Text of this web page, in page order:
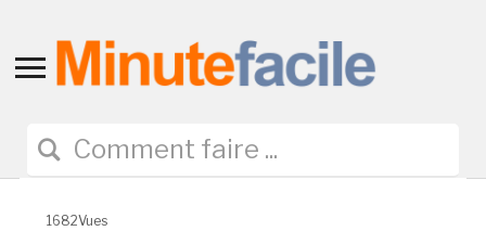
Toggle
navigation
1682Vues